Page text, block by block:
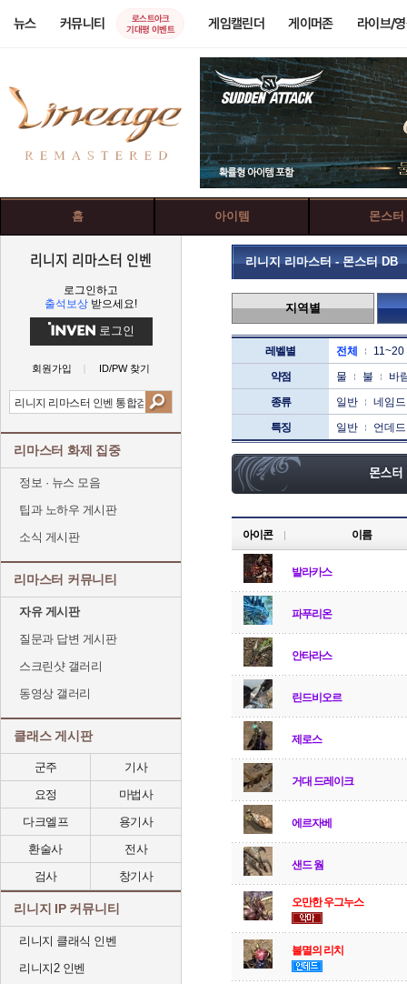
뉴스 커뮤니티
로스트아크
기대평 이벤트
게임캘린더 게이머존 라이브/
홈 아이템 몬스터
리니지 리마스터 인벤
로그인하고
출석보상 받으세요!
로그인
회원가입 ID/PW 찾기
리마스터 화제 집중
정보 · 뉴스 모음
팁과 노하우 게시판
소식 게시판
리마스터 커뮤니티
자유 게시판
질문과 답변 게시판
스크린샷 갤러리
동영상 갤러리
클래스 게시판
군주
기사
요정
마법사
다크엘프
용기사
환술사
전사
검사
창기사
리니지 IP 커뮤니티
리니지 클래식 인벤
리니지2 인벤
리니지 리마스터 - 몬스터 DB
지역별
레벨별 전체
11~20
약점
물 불
바
종류
일반
네임드
특징
일반 언데드
아이콘 이름
발라카스
파푸리온
안타라스
린드비오르
제로스
거대 드레이크
에르자베
샌드 웜
오만한 우그누스
불멸의 리치